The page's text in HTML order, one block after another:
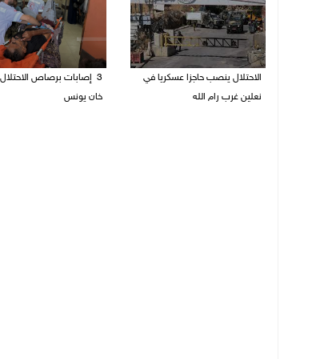
الاحتلال ينصب حاجزا عسكريا في
نعلين غرب رام الله
3 إصابات برصاص
خان يونس